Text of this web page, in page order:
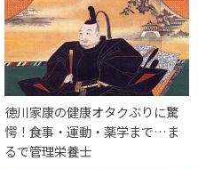
徳川家康の健康オタクぶりに驚
愕！食事・運動・薬学まで…ま
るで管理栄養士